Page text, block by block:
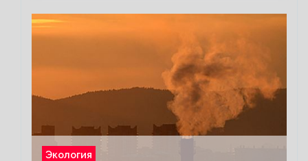
Экология